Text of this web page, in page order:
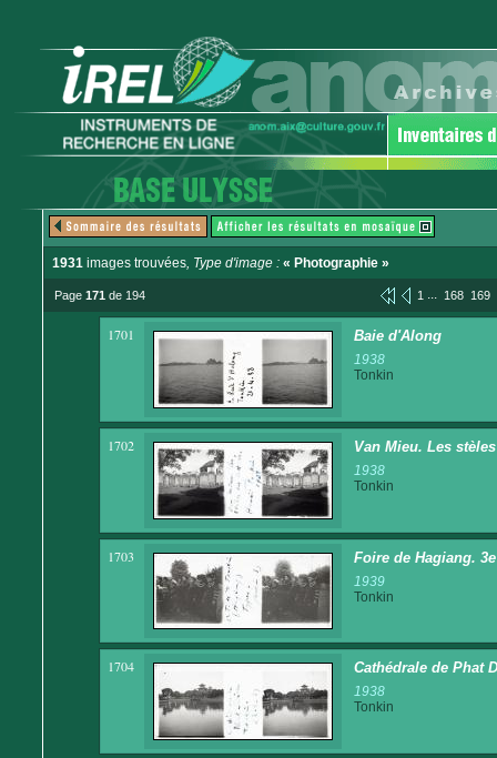
1931 images trouvées, Type d'image : « Photographie »
Page 171 de 194 1 ... 168 169
1701 Baie d'Along
1938
Tonkin
1702 Van Mieu. Les
1938
Tonkin
1703 Foire de Hagiang.
1939
Tonkin
1704 Cathédrale de Phat
1938
Tonkin